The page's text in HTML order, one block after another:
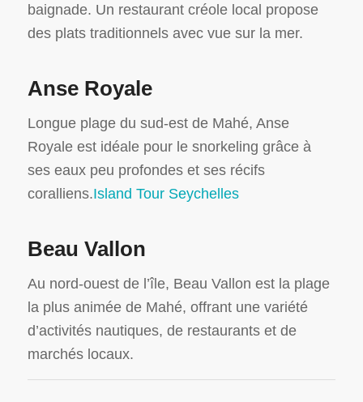
baignade. Un restaurant créole local propose
des plats traditionnels avec vue sur la mer.
Anse Royale
Longue plage du sud-est de Mahé, Anse
Royale est idéale pour le snorkeling grâce à
ses eaux peu profondes et ses récifs
coralliens.Island Tour Seychelles
Beau Vallon
Au nord-ouest de l’île, Beau Vallon est la plage
la plus animée de Mahé, offrant une variété
d’activités nautiques, de restaurants et de
marchés locaux.